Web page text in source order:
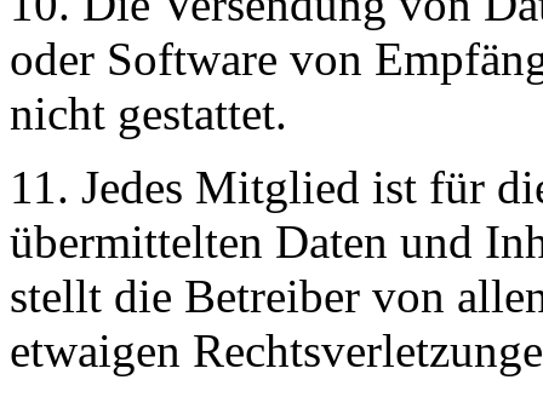
oder Software von
nicht gestattet.
11. Jedes Mitglied ist für
übermittelten Daten und
stellt die Betreiber von
etwaigen